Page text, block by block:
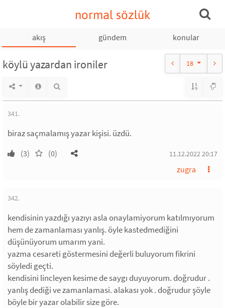
normal sözlük
akış gündem konular
köylü yazardan ironiler 18
341.
biraz saçmalamış yazar kişisi. üzdü.
(3) (0) 11.12.2022 20:17
zugra
342.
kendisinin yazdığı yazıyı asla onaylamiyorum katılmıyorum
hem de zamanlaması yanlış. öyle kastedmediğini
düşünüyorum umarım yani.
yazma cesareti göstermesini değerli buluyorum fikrini
söyledi geçti.
kendisini lincleyen kesime de saygı duyuyorum. doğrudur .
yanlış dediği ve zamanlamasi. alakası yok . doğrudur şöyle
böyle bir yazar olabilir size göre.